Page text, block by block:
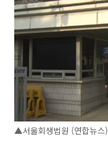
▲서울회생법원 (연합뉴스)